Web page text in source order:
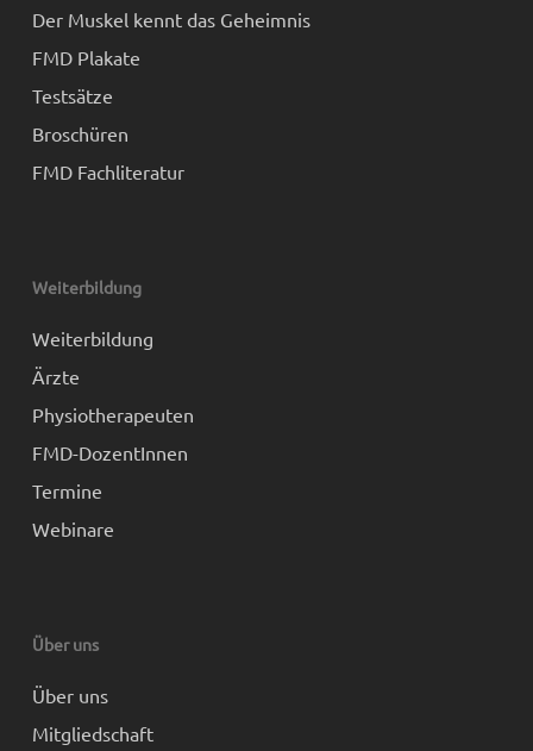
Der Muskel kennt das Geheimnis
FMD Plakate
Testsätze
Broschüren
FMD Fachliteratur
Weiterbildung
Weiterbildung
Ärzte
Physiotherapeuten
FMD-DozentInnen
Termine
Webinare
Über uns
Über uns
Mitgliedschaft